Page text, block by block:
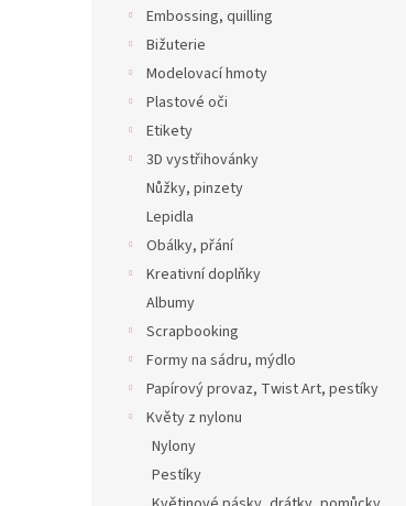
Embossing, quilling
Bižuterie
Modelovací hmoty
Plastové oči
Etikety
3D vystřihovánky
Nůžky, pinzety
Lepidla
Obálky, přání
Kreativní doplňky
Albumy
Scrapbooking
Formy na sádru, mýdlo
Papírový provaz, Twist Art, pestíky
Květy z nylonu
Nylony
Pestíky